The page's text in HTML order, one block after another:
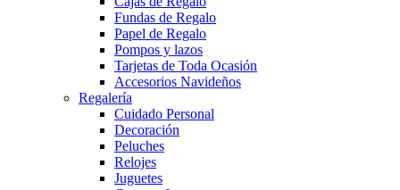
Fundas de Regalo
Papel de Regalo
Pompos y lazos
Tarjetas de Toda Ocasión
Accesorios Navideños
Regalería
Cuidado Personal
Decoración
Peluches
Relojes
Juguetes